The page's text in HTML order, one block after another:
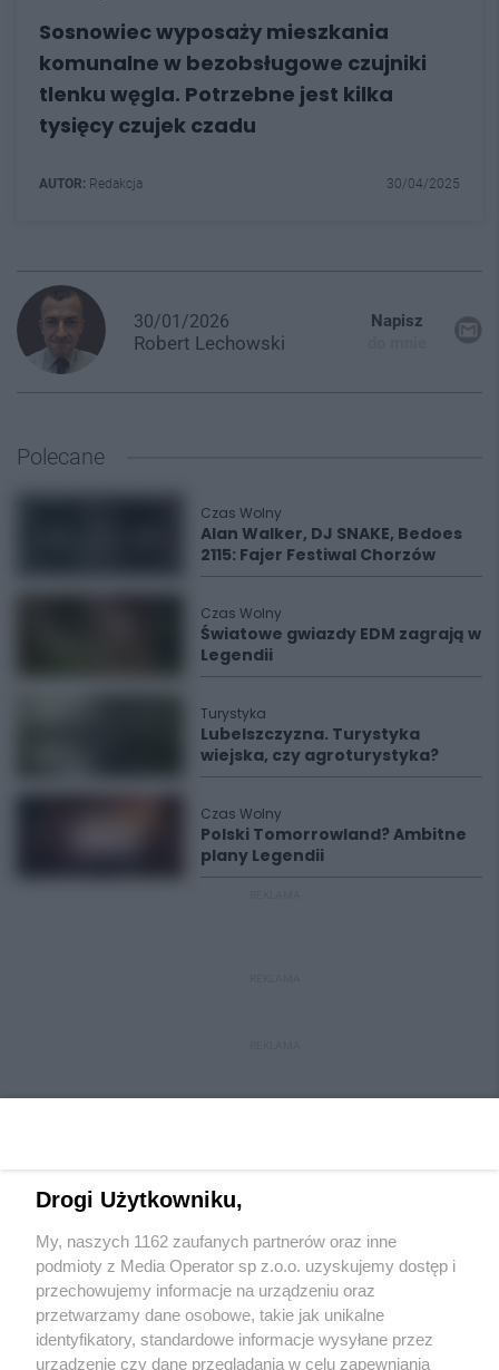
Sosnowiec wyposaży mieszkania
komunalne w bezobsługowe czujniki
tlenku węgla. Potrzebne jest kilka
tysięcy czujek czadu
AUTOR: Redakcja 30/04/2025
30/01/2026
Robert Lechowski
Napisz
Polecane
Czas Wolny
Alan Walker, DJ SNAKE, Bedoes
2115: Fajer Festiwal Chorzów
Czas Wolny
Światowe gwiazdy EDM zagrają w
Legendii
Turystyka
Lubelszczyzna. Turystyka
wiejska, czy agroturystyka?
Czas Wolny
Polski Tomorrowland? Ambitne
plany Legendii
Wydawca mediówlokalnych
Drogi Użytkowniku,
My, naszych 1162 zaufanych partnerów oraz inne
podmioty z Media Operator sp z.o.o. uzyskujemy dostęp i
przechowujemy informacje na urządzeniu oraz
przetwarzamy dane osobowe, takie jak unikalne
identyfikatory, standardowe informacje wysyłane przez
urządzenie czy dane przeglądania w celu zapewniania